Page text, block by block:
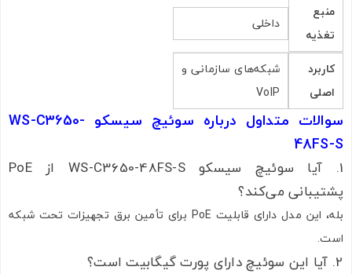
منبع
تغذیه
داخلی
کاربرد
اصلی
شبکه‌های سازمانی و
VoIP
سوالات متداول درباره سوئیچ سیسکو WS-C3650-
48FS-S
1. آیا سوئیچ سیسکو WS-C3650-48FS-S از PoE
پشتیبانی می‌کند؟
بله، این مدل دارای قابلیت PoE برای تأمین برق تجهیزات تحت شبکه
است.
2. آیا این سوئیچ دارای پورت گیگابیت است؟